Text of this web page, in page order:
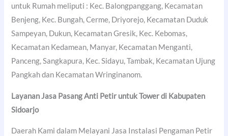
untuk Rumah meliputi : Kec. Balongpanggang, Kecamatan
Benjeng, Kec. Bungah, Cerme, Driyorejo, Kecamatan Duduk
Sampeyan, Dukun, Kecamatan Gresik, Kec. Kebomas,
Kecamatan Kedamean, Manyar, Kecamatan Menganti,
Panceng, Sangkapura, Kec. Sidayu, Tambak, Kecamatan Ujung
Pangkah dan Kecamatan Wringinanom.
Layanan Jasa Pasang Anti Petir untuk Tower di Kabupaten
Sidoarjo
Daerah Kami dalam Melayani Jasa Instalasi Pengaman Petir